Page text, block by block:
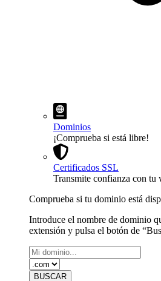
Dominios
¡Comprueba si está libre!
Certificados SSL
Transmite confianza con tu
Comprueba si tu dominio está
Introduce el nombre de dominio
extensión y pulsa el botón de